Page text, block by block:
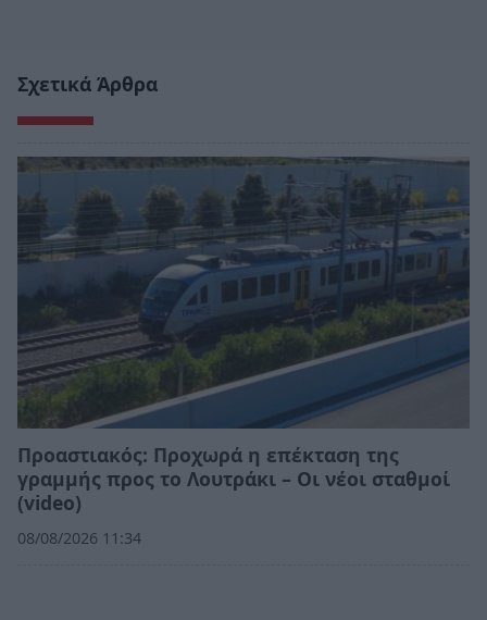
Σχετικά Άρθρα
Προαστιακός: Προχωρά η επέκταση της
γραμμής προς το Λουτράκι – Οι νέοι σταθμοί
(video)
08/08/2026 11:34